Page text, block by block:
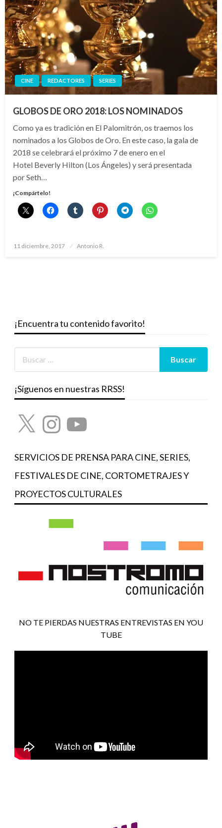
CINE REDACTORES SERIES
GLOBOS DE ORO 2018: LOS NOMINADOS
Como ya es tradición en El Palomitrón, os traemos los
nominados a los Globos de Oro. En este caso, la gala de
2018 se celebrará el próximo 7 de enero en el
Hotel Beverly Hilton (Los Ángeles) y será presentada
por Seth…
¡Compártelo!
Publicado
11 diciembre, 2017 Antonio R.
¡Encuentra tu contenido favorito!
¡Síguenos en nuestras RRSS!
X InstagramYouTube
SERVICIOS DE PRENSA PARA CINE, SERIES,
FESTIVALES DE CINE, CORTOMETRAJES Y
PROYECTOS CULTURALES
NO TE PIERDAS NUESTRAS ENTREVISTAS EN YOU
TUBE